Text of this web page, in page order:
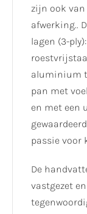
zijn ook
afwerking..
lagen (3-
aluminium
pan met
en met een
passie voor
De
vastgezet